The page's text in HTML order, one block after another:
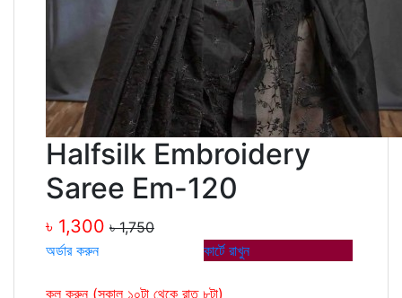
Halfsilk Embroidery
Saree Em-120
৳ 1,300 ৳ 1,750
অর্ডার করুন
কার্টে রাখুন
কল করুন (সকাল ১০টা থেকে রাত ৮টা)